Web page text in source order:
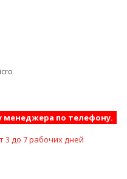
менеджера по телефону.
3 до 7 рабочих дней